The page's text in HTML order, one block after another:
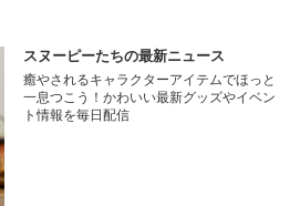
スヌーピーたちの最新ニュース
癒やされるキャラクターアイテムでほっと
一息つこう！かわいい最新グッズやイベン
ト情報を毎日配信